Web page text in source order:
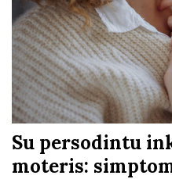
Su persodintu
moteris: